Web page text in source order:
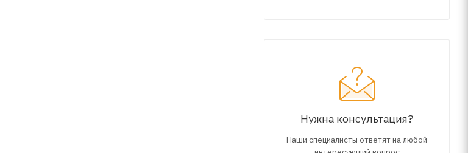
Нужна консультация?
Наши специалисты ответят на любой